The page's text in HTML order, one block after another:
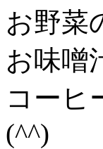
お野菜
お味噌
コーヒ
(^^)